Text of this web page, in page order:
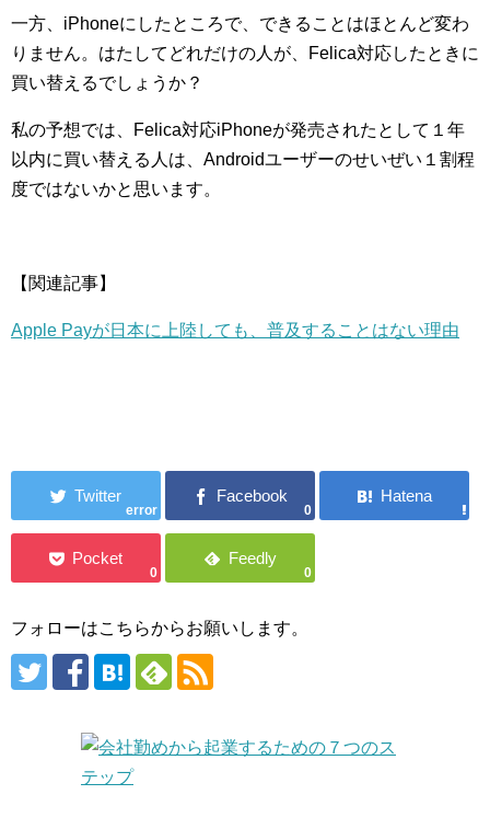
一方、iPhoneにしたところで、できることはほとんど変わ
りません。はたしてどれだけの人が、Felica対応したときに
買い替えるでしょうか？
私の予想では、Felica対応iPhoneが発売されたとして１年
以内に買い替える人は、Androidユーザーのせいぜい１割程
度ではないかと思います。
【関連記事】
Apple Payが日本に上陸しても、普及することはない理由
error 0
0 0
フォローはこちらからお願いします。